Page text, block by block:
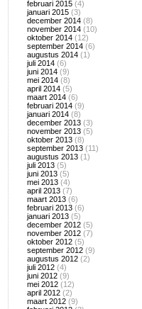
februari 2015 (4)
januari 2015 (3)
december 2014 (8)
november 2014 (10)
oktober 2014 (12)
september 2014 (6)
augustus 2014 (1)
juli 2014 (6)
juni 2014 (9)
mei 2014 (8)
april 2014 (5)
maart 2014 (6)
februari 2014 (9)
januari 2014 (8)
december 2013 (3)
november 2013 (5)
oktober 2013 (8)
september 2013 (11)
augustus 2013 (1)
juli 2013 (5)
juni 2013 (5)
mei 2013 (4)
april 2013 (7)
maart 2013 (6)
februari 2013 (6)
januari 2013 (5)
december 2012 (5)
november 2012 (7)
oktober 2012 (5)
september 2012 (9)
augustus 2012 (2)
juli 2012 (4)
juni 2012 (9)
mei 2012 (12)
april 2012 (2)
maart 2012 (9)